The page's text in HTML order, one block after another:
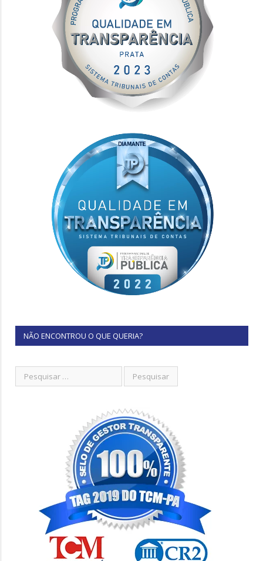
NÃO ENCONTROU O QUE QUERIA?